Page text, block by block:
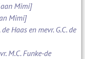
Mimi]
Mimi]
Haas en mevr. G.C. de
M.C. Funke-de